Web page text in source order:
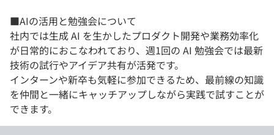
■AIの活用と勉強会について
社内では生成 AI を生かしたプロダクト開発や業務効率化
が日常的におこなわれており、週1回の AI 勉強会では最新
技術の試行やアイデア共有が活発です。
インターンや新卒も気軽に参加できるため、最前線の知識
を仲間と一緒にキャッチアップしながら実践で試すことが
できます。